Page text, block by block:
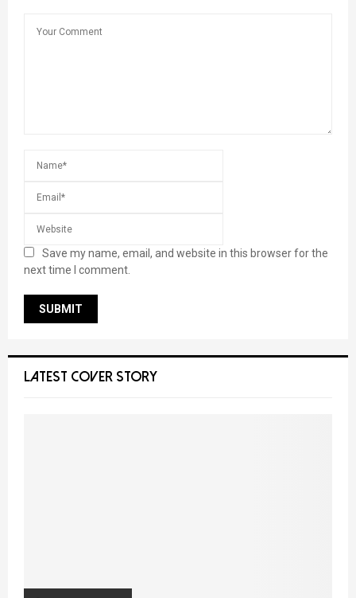
Save my name, email, and website in this browser for the
next time I comment.
LATEST COVER STORY